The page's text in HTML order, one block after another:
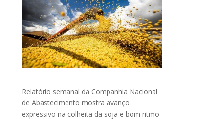
Relatório semanal da Companhia Nacional
de Abastecimento mostra avanço
expressivo na colheita da soja e bom ritmo